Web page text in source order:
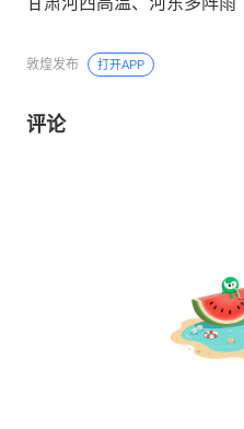
敦煌发布 打开APP
评论